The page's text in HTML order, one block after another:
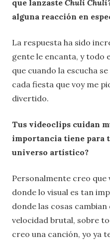
que lanzaste Chuli Chuli
alguna reacción en
La respuesta ha sido
gente le encanta, y todo
que cuando la escucha
cada fiesta que voy me
divertido.
Tus videoclips cuidan
importancia tiene para
universo artístico?
Personalmente creo que
donde lo visual es tan
donde las cosas
velocidad brutal, sobre
creo una canción, yo ya